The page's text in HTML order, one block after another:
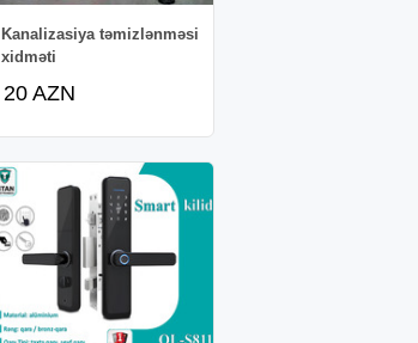
Kanalizasiya təmizlənməsi
xidməti
20 AZN